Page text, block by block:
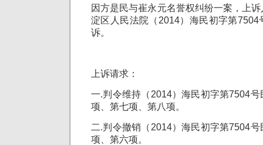
因方是民与崔永元名誉权纠纷一案，上
淀区人民法院（2014）海民初字第7504
诉。
上诉请求：
一.判令维持（2014）海民初字第7504
项、第七项、第八项。
二.判令撤销（2014）海民初字第7504
项、第六项。